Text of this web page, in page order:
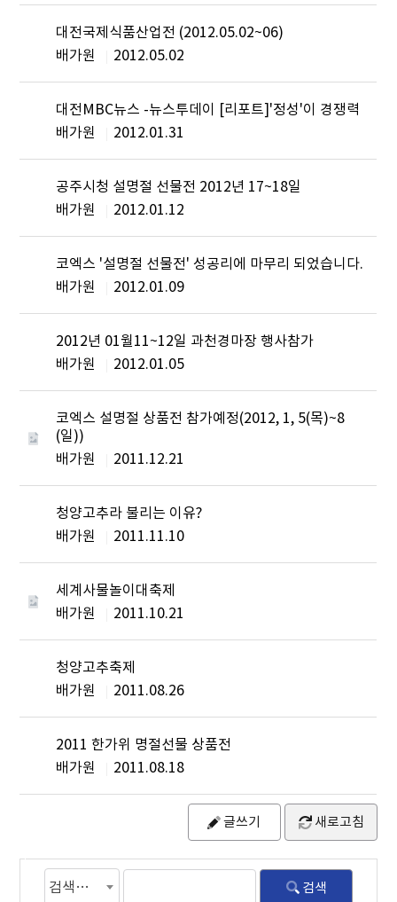
대전국제식품산업전 (2012.05.02~06)
배가원
2012.05.02
대전MBC뉴스 -뉴스투데이 [리포트]'정성'이 경쟁력
배가원
2012.01.31
공주시청 설명절 선물전 2012년 17~18일
배가원
2012.01.12
코엑스 '설명절 선물전' 성공리에 마무리 되었습니다.
배가원
2012.01.09
2012년 01월11~12일 과천경마장 행사참가
배가원
2012.01.05
코엑스 설명절 상품전 참가예정(2012, 1, 5(목)~8
(일))
배가원
2011.12.21
청양고추라 불리는 이유?
배가원
2011.11.10
세계사물놀이대축제
배가원
2011.10.21
청양고추축제
배가원
2011.08.26
2011 한가위 명절선물 상품전
배가원
2011.08.18
글쓰기 새로고침
검색조건 검색